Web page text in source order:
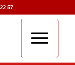
57